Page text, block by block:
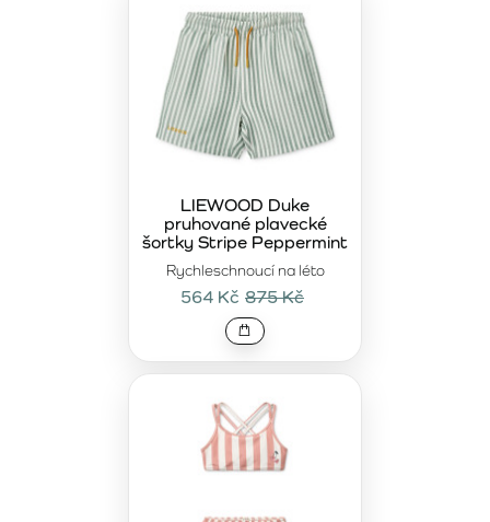
Rychleschnoucí na léto
LIEWOOD Duke
pruhované plavecké
šortky Stripe Peppermint
564 Kč 875 Kč